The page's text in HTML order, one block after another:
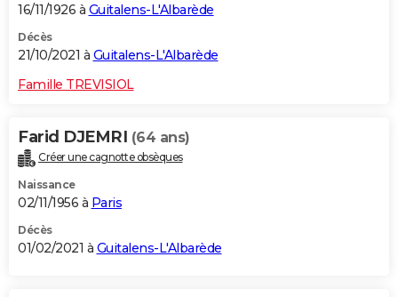
16/11/1926 à Guitalens-L'Albarède
Décès
21/10/2021 à Guitalens-L'Albarède
Famille TREVISIOL
Farid DJEMRI (64 ans)
Créer une cagnotte obsèques
Naissance
02/11/1956 à Paris
Décès
01/02/2021 à Guitalens-L'Albarède